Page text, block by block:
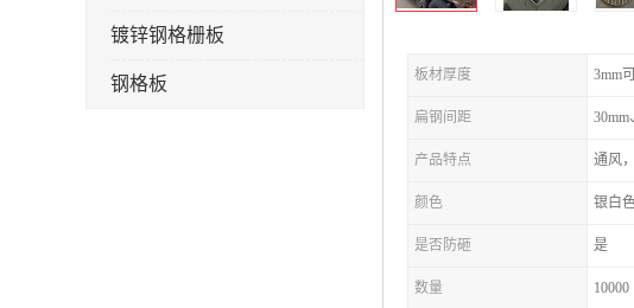
镀锌钢格栅板
钢格板 板材厚度 3mm
扁钢间距 30mm
产品特点 通风
颜色 银白
是否防砸 是
数量 10000